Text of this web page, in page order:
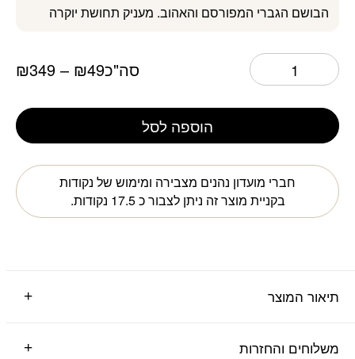
הבושם הגברי המפורסם והאהוב. מעניק תחושת יוקרה
סה"כ ₪49
–
₪349
הוספה לסל
חברי מועדון נהנים מצבירה ומימוש של נקודות
בקניית מוצר זה ניתן לצבור כ17.5 נקודות.
תיאור המוצר
משלוחים והחזרות